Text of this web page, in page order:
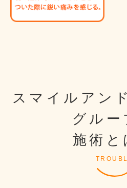
スマイルアン
グルー
施術と